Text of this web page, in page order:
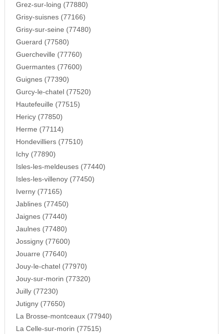
Grez-sur-loing (77880)
Grisy-suisnes (77166)
Grisy-sur-seine (77480)
Guerard (77580)
Guercheville (77760)
Guermantes (77600)
Guignes (77390)
Gurcy-le-chatel (77520)
Hautefeuille (77515)
Hericy (77850)
Herme (77114)
Hondevilliers (77510)
Ichy (77890)
Isles-les-meldeuses (77440)
Isles-les-villenoy (77450)
Iverny (77165)
Jablines (77450)
Jaignes (77440)
Jaulnes (77480)
Jossigny (77600)
Jouarre (77640)
Jouy-le-chatel (77970)
Jouy-sur-morin (77320)
Juilly (77230)
Jutigny (77650)
La Brosse-montceaux (77940)
La Celle-sur-morin (77515)